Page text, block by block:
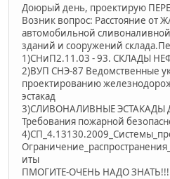
Доюрый день, проектирую
Возник вопрос: Расстояние от
автомобильной
зданий и сооружений
1)СНиП2.11.03 - 93. СКЛАДЫ
2)ВУП СНЭ-87 Ведомственные
проектированию
эстакад
3)СЛИВОНАЛИВНЫЕ ЭСТАКАДЫ
Требования пожарной
иты
ПМОГИТЕ-ОЧЕНЬ НАДО